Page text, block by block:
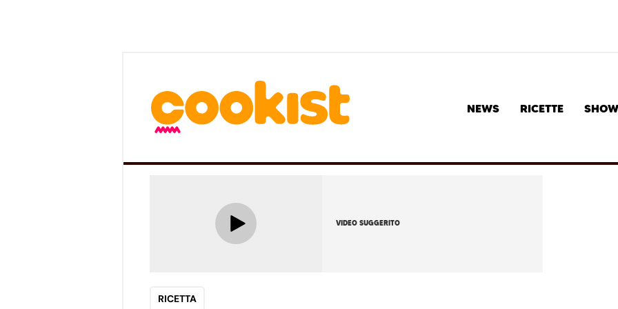
NEWS RICETTE SHOW
VIDEO SUGGERITO
RICETTA